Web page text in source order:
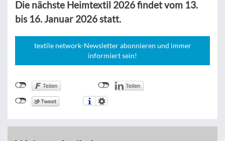
Die nächste Heimtextil 2026 findet vom 13.
bis 16. Januar 2026 statt.
textile network-Newsletter abonnieren und immer
informiert sein!